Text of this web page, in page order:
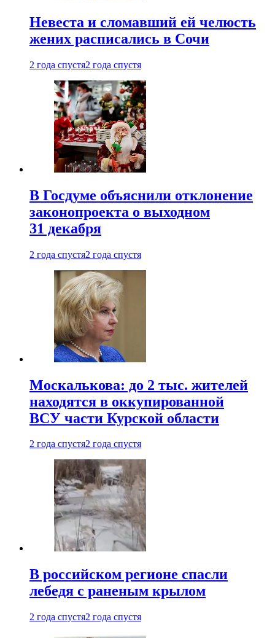
Невеста и сломавший ей челюсть
жених расписались в Сочи
2 года спустя2 года спустя
В Госдуме объяснили отклонение
законопроекта о выходном
31 декабря
2 года спустя2 года спустя
Москалькова: до 2 тыс. жителей
находятся в оккупированной
ВСУ части Курской области
2 года спустя2 года спустя
В российском регионе спасли
лебедя с раненым крылом
2 года спустя2 года спустя